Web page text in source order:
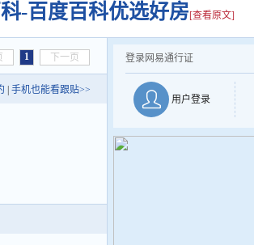
-百度百科优选好房[查看原文]
1 下一页
手机也能看跟贴>>
登录网易通行证
用户登录